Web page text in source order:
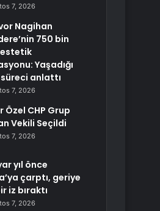
7, 2026
Nagihan
750 bin
estetik
Yaşadığı
anlattı
7, 2026
Özel CHP Grup
Vekili Seçildi
7, 2026
yıl önce
çarptı, geriye
iz bıraktı
7, 2026